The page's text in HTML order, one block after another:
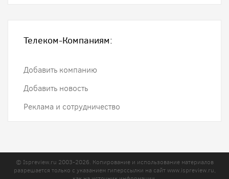
Телеком-Компаниям:
Добавить компанию
Добавить новость
Реклама и сотрудничество
© Ispreview.ru 2003-2026. Копирование и использование материалов
разрешается только с указанием гиперссылки на сайтwww.ispreview.ru,